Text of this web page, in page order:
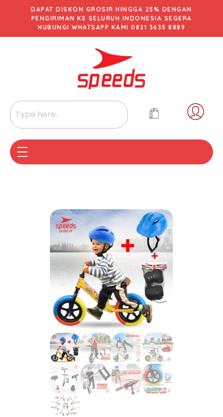
DAPAT DISKON GROSIR HINGGA 25% DENGAN
PENGIRIMAN KE SELURUH INDONESIA SEGERA
HUBUNGI WHATSAPP KAMI 0821 3635 8889